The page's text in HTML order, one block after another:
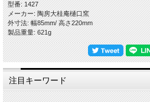
【荷造り・発送について】
安全にお届けするために、作品をエアパッキ
多めに入れた段ボールに詰めて荷造りし発送
お取り扱い方法などを詳細に明記した紙を同
【ギフト対応について】
◎オプションの箱をご注文の場合、包装紙で
【花器のお取り扱いについて】
型番: 1427
メーカー: 陶房大桂庵樋口窯
外寸法: 幅85mm/ 高さ220mm
製品重量: 621g
注目キーワード